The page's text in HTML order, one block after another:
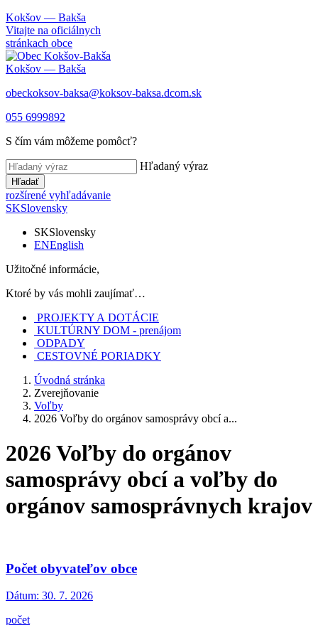
Kokšov — Bakša
Vitajte na oficiálnych
stránkach obce
Kokšov — Bakša
obeckoksov-baksa@koksov-baksa.dcom.sk
055 6999892
S čím vám môžeme pomôcť?
Hľadaný výraz
Hľadať
rozšírené vyhľadávanie
SKSlovensky
SKSlovensky
ENEnglish
Užitočné informácie,
Ktoré by vás mohli zaujímať…
PROJEKTY A DOTÁCIE
KULTÚRNY DOM - prenájom
ODPADY
CESTOVNÉ PORIADKY
Úvodná stránka
Zverejňovanie
Voľby
2026 Voľby do orgánov samosprávy obcí a...
2026 Voľby do orgánov
samosprávy obcí a voľby do
orgánov samosprávnych krajov
Počet obyvateľov obce
Dátum: 30. 7. 2026
počet